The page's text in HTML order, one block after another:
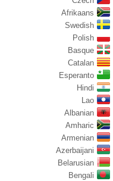
Afrikaans
Swedish
Polish
Basque
Catalan
Esperanto
Hindi
Lao
Albanian
Amharic
Armenian
Azerbaijani
Belarusian
Bengali